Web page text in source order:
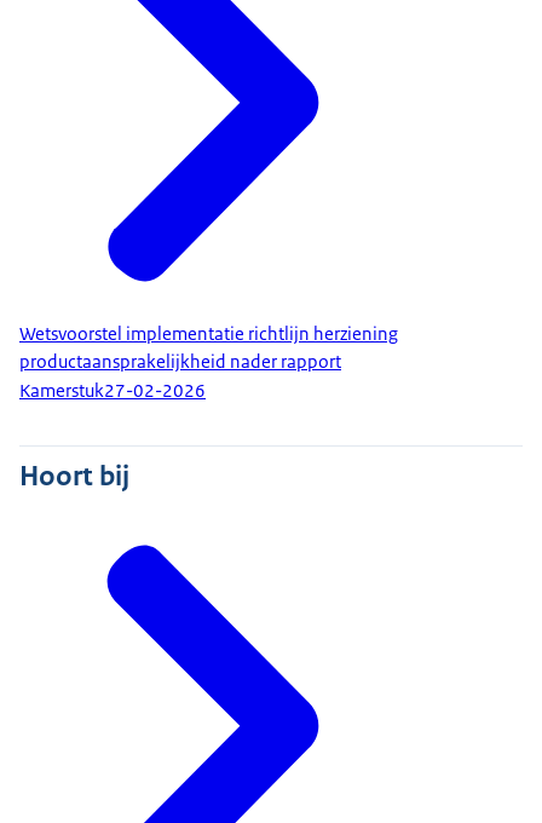
Wetsvoorstel implementatie richtlijn herziening
productaansprakelijkheid nader rapport
Kamerstuk27-02-2026
Hoort bij